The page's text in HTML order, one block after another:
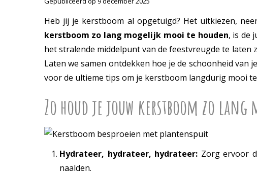
Heb jij je kerstboom al opgetuigd? Het uitkiezen,
kerstboom zo lang mogelijk mooi te houden, is de
het stralende middelpunt van de feestvreugde te laten
Laten we samen ontdekken hoe je de schoonheid
voor de ultieme tips om je kerstboom langdurig mooi
Zo houd je jouw kerstboom zo
Hydrateer, hydrateer, hydrateer: Zorg ervoor
naalden.